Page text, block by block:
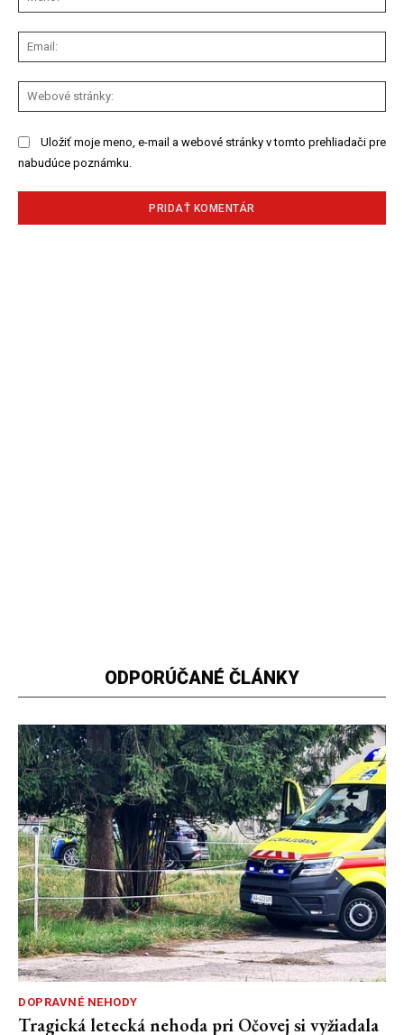
Uložiť moje meno, e-mail a webové stránky v tomto prehliadači pre
nabudúce poznámku.
ODPORÚČANÉ ČLÁNKY
DOPRAVNÉ NEHODY
Tragická letecká nehoda pri Očovej si vyžiadala